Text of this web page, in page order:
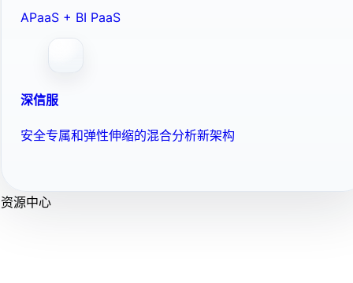
APaaS + BI PaaS
深信服
安全专属和弹性伸缩的混合分析新架构
资源中心